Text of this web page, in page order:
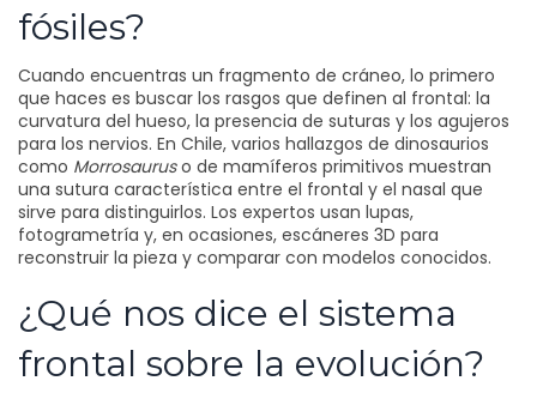
fósiles?
Cuando encuentras un fragmento de cráneo, lo primero
que haces es buscar los rasgos que definen al frontal: la
curvatura del hueso, la presencia de suturas y los agujeros
para los nervios. En Chile, varios hallazgos de dinosaurios
como Morrosauruso de mamíferos primitivos muestran
una sutura característica entre el frontal y el nasal que
sirve para distinguirlos. Los expertos usan lupas,
fotogrametría y, en ocasiones, escáneres 3D para
reconstruir la pieza y comparar con modelos conocidos.
¿Qué nos dice el sistema
frontal sobre la evolución?